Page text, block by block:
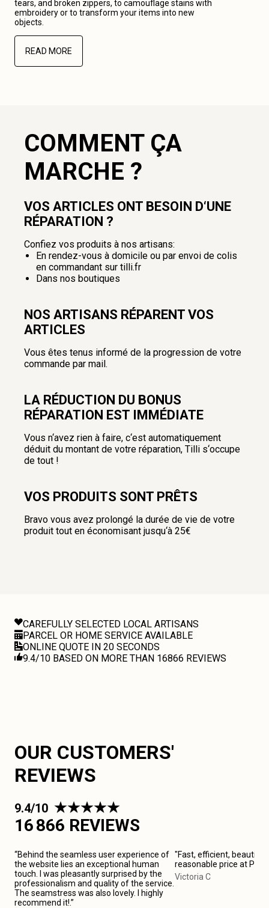
tears, and broken zippers, to camouflage stains with
embroidery or to transform your items into new
objects.
READ MORE
COMMENT ÇA
MARCHE ?
VOS ARTICLES ONT BESOIN D‘UNE
RÉPARATION ?
Confiez vos produits à nos artisans:
En rendez-vous à domicile ou par envoi de colis
en commandant sur tilli.fr
Dans nos boutiques
NOS ARTISANS RÉPARENT VOS
ARTICLES
Vous êtes tenus informé de la progression de votre
commande par mail.
LA RÉDUCTION DU BONUS
RÉPARATION EST IMMÉDIATE
Vous n‘avez rien à faire, c‘est automatiquement
déduit du montant de votre réparation, Tilli s‘occupe
de tout !
VOS PRODUITS SONT PRÊTS
Bravo vous avez prolongé la durée de vie de votre
produit tout en économisant jusqu‘à 25€
CAREFULLY SELECTED LOCAL ARTISANS
PARCEL OR HOME SERVICE AVAILABLE
ONLINE QUOTE IN 20 SECONDS
9.4/10 BASED ON MORE THAN 16866 REVIEWS
OUR CUSTOMERS'
REVIEWS
9.4/10
16 866 REVIEWS
“Behind the seamless user experience of
the website lies an exceptional human
touch. I was pleasantly surprised by the
professionalism and quality of the service.
The seamstress was also lovely. I highly
recommend it!.”
"Fast, efficient, beautiful
reasonable price at
Victoria C